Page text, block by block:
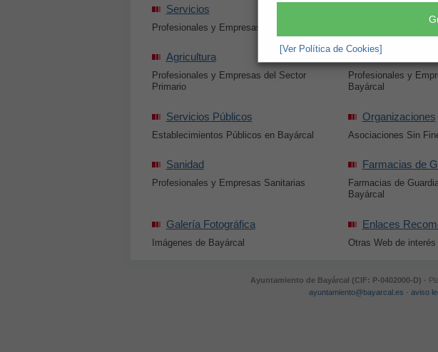
[Ver Política de Cookies]
Servicios
Profesionales y Empresas de Servicios
Agricultura
Profesionales y Empresas del Sector
Primario
Ocio
Profesionales y
Bayárcal
Servicios Públicos
Establecimientos Públicos en Bayárcal
Organizaciones
Asociaciones Sin
Sanidad
Profesionales y Empresas Sanitarias
Farmacias de
Farmacias de
Bayárcal
Galería Fotográfica
Imágenes de Bayárcal
Enlaces
Otras Web de interés
Ayuntamiento de Bayárcal (CIF: P-0402000-D) -
ayuntamiento@bayarcal.es - aviso